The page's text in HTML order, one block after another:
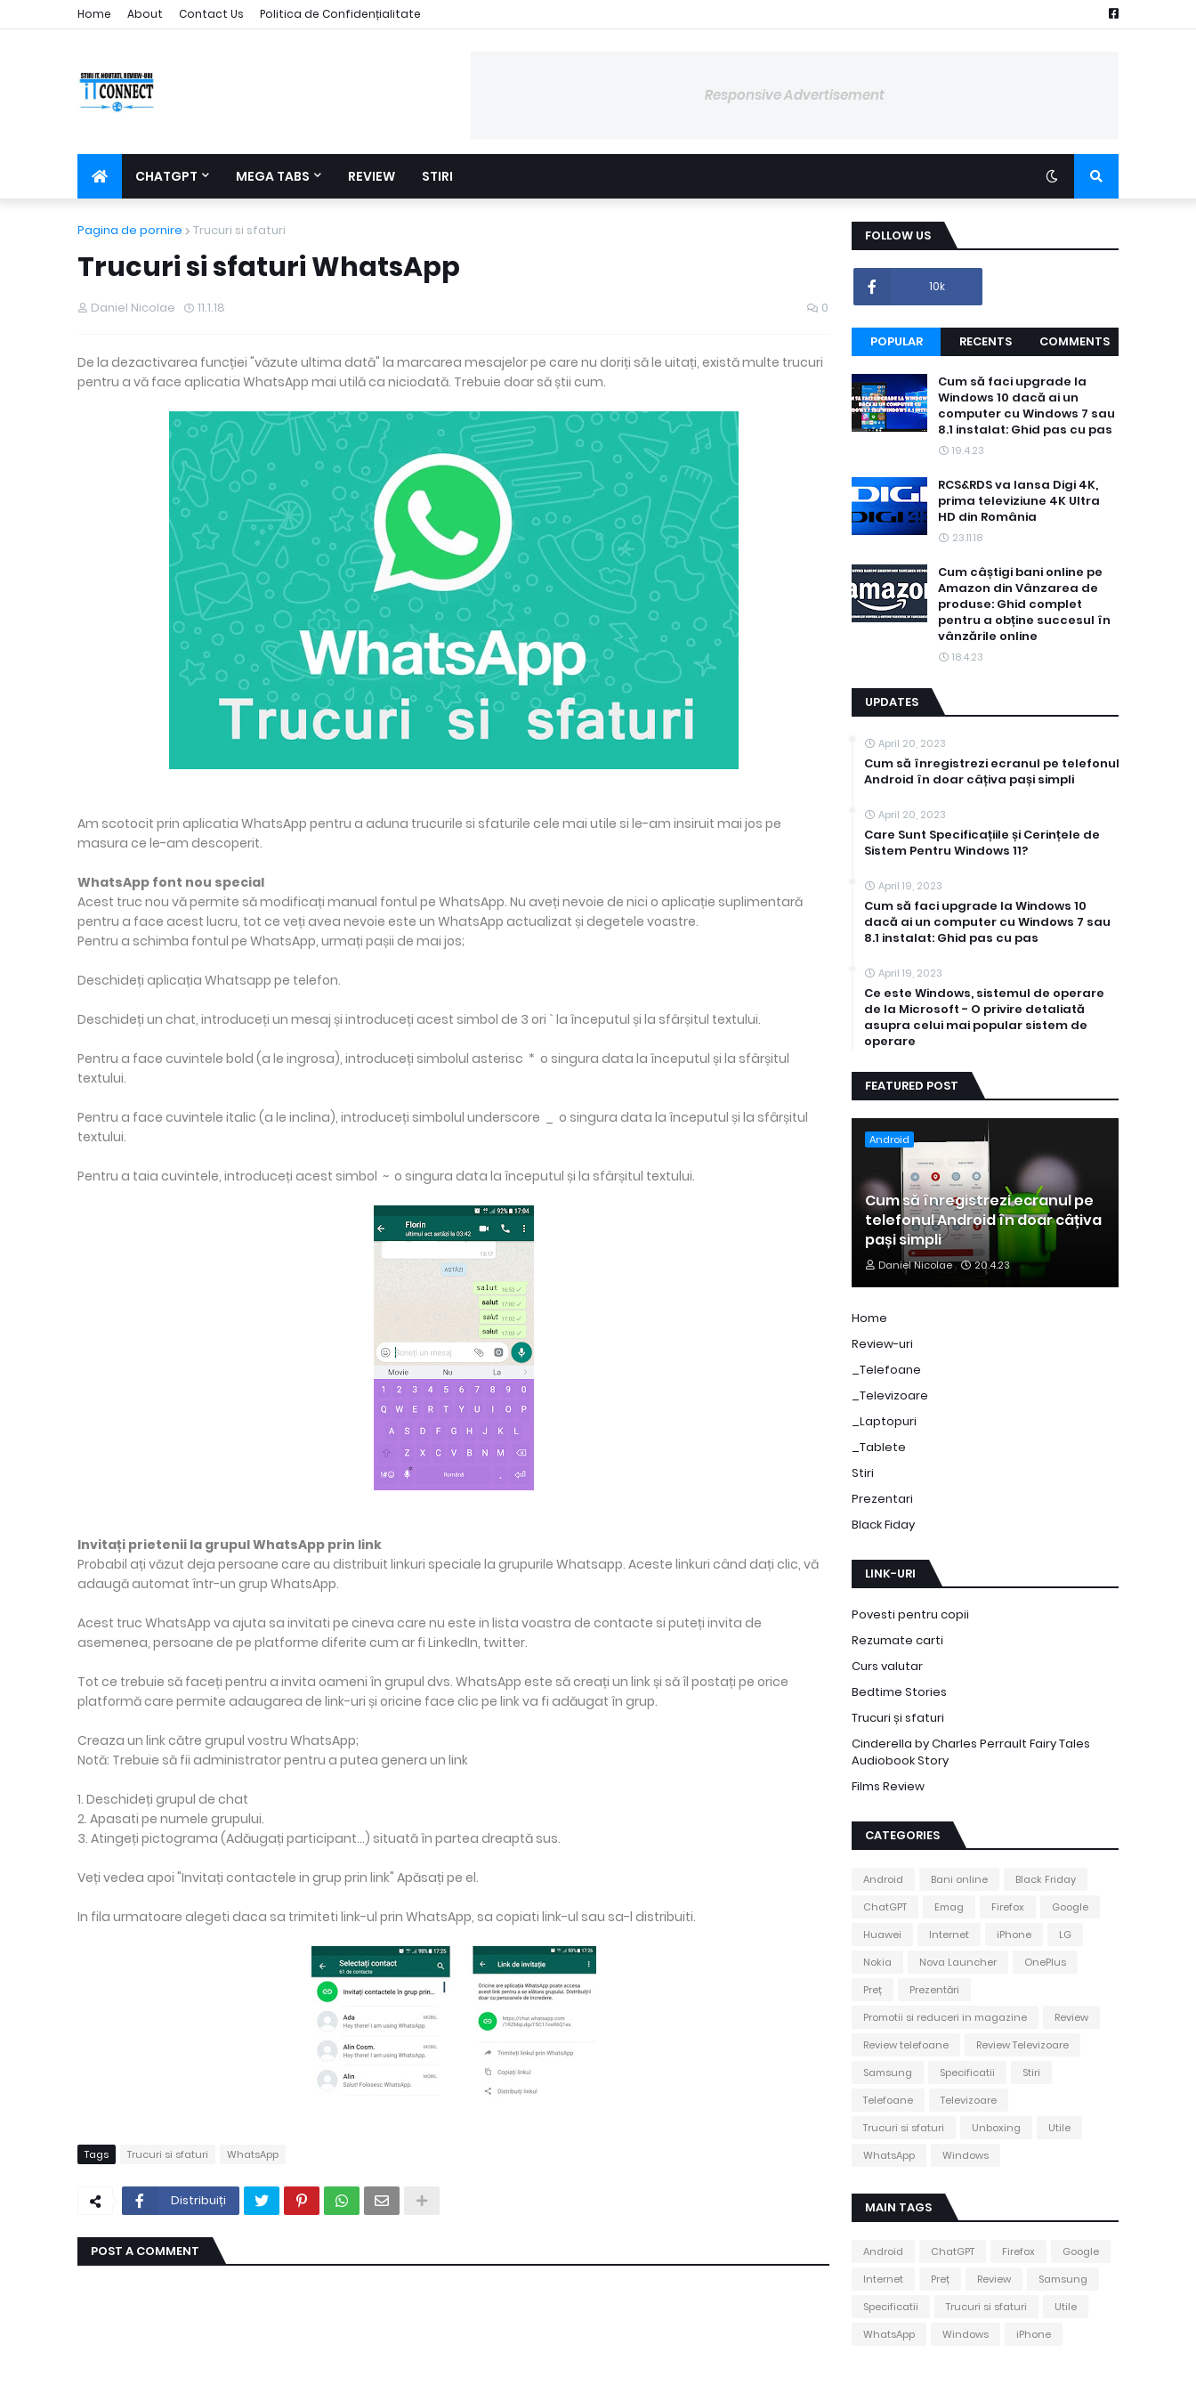
Home About Contact Us Politica de Confidențialitate
Responsive Advertisement
CHATGPT MEGA TABS REVIEW STIRI
Pagina de pornire Trucuri si sfaturi
Trucuri si sfaturi WhatsApp
Daniel Nicolae 11.1.18 0
De la dezactivarea funcției "văzute ultima dată" la marcarea mesajelor pe care nu doriți să le uitați, există multe trucuri
pentru a vă face aplicatia WhatsApp mai utilă ca niciodată. Trebuie doar să știi cum.
Am scotocit prin aplicatia WhatsApp pentru a aduna trucurile si sfaturile cele mai utile si le-am insiruit mai jos pe
masura ce le-am descoperit.
WhatsApp font nou special
Acest truc nou vă permite să modificați manual fontul pe WhatsApp. Nu aveți nevoie de nici o aplicație suplimentară
pentru a face acest lucru, tot ce veți avea nevoie este un WhatsApp actualizat și degetele voastre.
Pentru a schimba fontul pe WhatsApp, urmați pașii de mai jos;
Deschideți aplicația Whatsapp pe telefon.
Deschideți un chat, introduceți un mesaj și introduceți acest simbol de 3 ori ` la începutul și la sfârșitul textului.
Pentru a face cuvintele bold (a le ingrosa), introduceți simbolul asterisc * o singura data la începutul și la sfârșitul
textului.
Pentru a face cuvintele italic (a le inclina), introduceți simbolul underscore _ o singura data la începutul și la sfârșitul
textului.
Pentru a taia cuvintele, introduceți acest simbol ~ o singura data la începutul și la sfârșitul textului.
Invitați prietenii la grupul WhatsApp prin link
Probabil ați văzut deja persoane care au distribuit linkuri speciale la grupurile Whatsapp. Aceste linkuri când dați clic, vă
adaugă automat într-un grup WhatsApp.
Acest truc WhatsApp va ajuta sa invitati pe cineva care nu este in lista voastra de contacte si puteți invita de
asemenea, persoane de pe platforme diferite cum ar fi LinkedIn, twitter.
Tot ce trebuie să faceți pentru a invita oameni în grupul dvs. WhatsApp este să creați un link și să îl postați pe orice
platformă care permite adaugarea de link-uri și oricine face clic pe link va fi adăugat în grup.
Creaza un link către grupul vostru WhatsApp;
Notă: Trebuie să fii administrator pentru a putea genera un link
1. Deschideți grupul de chat
2. Apasati pe numele grupului.
3. Atingeți pictograma (Adăugați participant...) situată în partea dreaptă sus.
Veți vedea apoi "Invitați contactele in grup prin link" Apăsați pe el.
In fila urmatoare alegeti daca sa trimiteti link-ul prin WhatsApp, sa copiati link-ul sau sa-l distribuiti.
Tags Trucuri si sfaturi WhatsApp
Distribuiți
POST A COMMENT
FOLLOW US
10k
POPULAR RECENTS COMMENTS
Cum să faci upgrade la
Windows 10 dacă ai un
computer cu Windows 7 sau
8.1 instalat: Ghid pas cu pas
19.4.23
RCS&RDS va lansa Digi 4K,
prima televiziune 4K Ultra
HD din România
23.11.18
Cum câștigi bani online pe
Amazon din Vânzarea de
produse: Ghid complet
pentru a obține succesul în
vânzările online
18.4.23
UPDATES
April 20, 2023
Cum să înregistrezi ecranul pe telefonul
Android în doar câțiva pași simpli
April 20, 2023
Care Sunt Specificațiile și Cerințele de
Sistem Pentru Windows 11?
April 19, 2023
Cum să faci upgrade la Windows 10
dacă ai un computer cu Windows 7 sau
8.1 instalat: Ghid pas cu pas
April 19, 2023
Ce este Windows, sistemul de operare
de la Microsoft - O privire detaliată
asupra celui mai popular sistem de
operare
FEATURED POST
Android
Cum să înregistrezi ecranul pe
telefonul Android în doar câțiva
pași simpli
Daniel Nicolae 20.4.23
Home
Review-uri
_Telefoane
_Televizoare
_Laptopuri
_Tablete
Stiri
Prezentari
Black Fiday
LINK-URI
Povesti pentru copii
Rezumate carti
Curs valutar
Bedtime Stories
Trucuri și sfaturi
Cinderella by Charles Perrault Fairy Tales
Audiobook Story
Films Review
CATEGORIES
Android Bani online
Black Friday
ChatGPT
Emag Firefox
Google
Huawei
Internet iPhone
LG
Nokia
Nova Launcher
OnePlus
Preț
Prezentări
Promotii si reduceri in magazine
Review
Review telefoane
Review Televizoare
Samsung
Specificatii
Stiri
Telefoane
Televizoare
Trucuri si sfaturi
Unboxing
Utile
WhatsApp
Windows
MAIN TAGS
Android ChatGPT Firefox
Google
Internet
Preț Review
Samsung
Specificatii
Trucuri si sfaturi
Utile
WhatsApp
Windows iPhone